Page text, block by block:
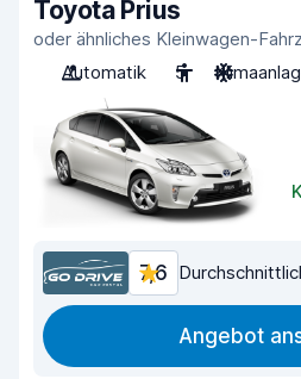
Toyota Prius
oder ähnliches Kleinwagen-
Automatik
5
7,6
Angebot